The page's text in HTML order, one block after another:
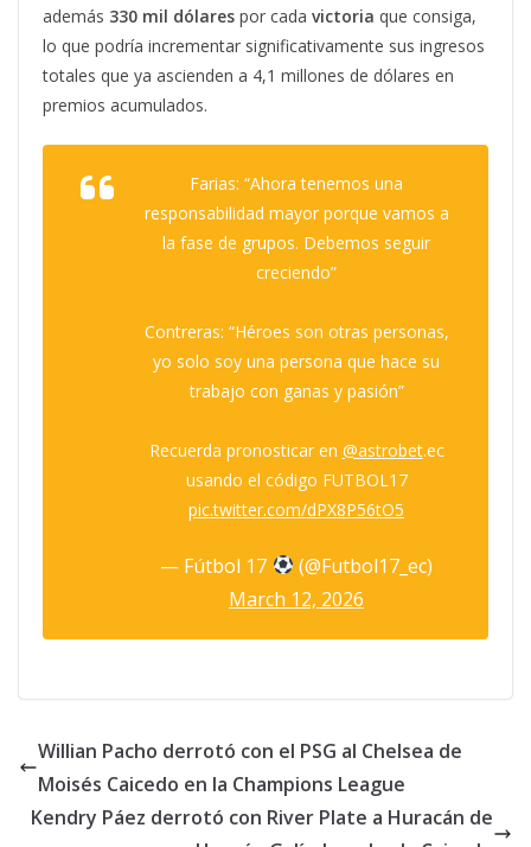
además 330 mil dólares por cada victoria que consiga,
lo que podría incrementar significativamente sus ingresos
totales que ya ascienden a 4,1 millones de dólares en
premios acumulados.
Farias: “Ahora tenemos una
responsabilidad mayor porque vamos a
la fase de grupos. Debemos seguir
creciendo”
Contreras: “Héroes son otras personas,
yo solo soy una persona que hace su
trabajo con ganas y pasión”
Recuerda pronosticar en @astrobet.ec
usando el código FUTBOL17
pic.twitter.com/dPX8P56tO5
— Fútbol 17
(@Futbol17_ec)
March 12, 2026
Willian Pacho derrotó con el PSG al Chelsea de
Moisés Caicedo en la Champions League
Kendry Páez derrotó con River Plate a Huracán de